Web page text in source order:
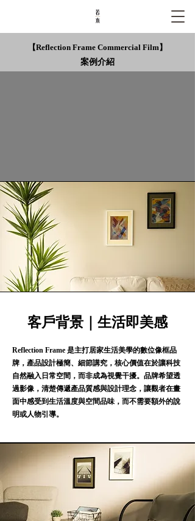
【Reflection Frame Commercial Film】
案例介紹
客戶背景｜生活即美感
Reflection Frame 是主打居家生活美學的數位像框品
牌，產品設計極簡、細節講究，核心價值在於讓科技
自然融入日常空間，而非成為視覺干擾。品牌希望透
過影像，清楚傳遞產品質感與設計理念，讓觀者在畫
面中感受到生活溫度與空間品味，而不需要額外的說
明或人物引導。